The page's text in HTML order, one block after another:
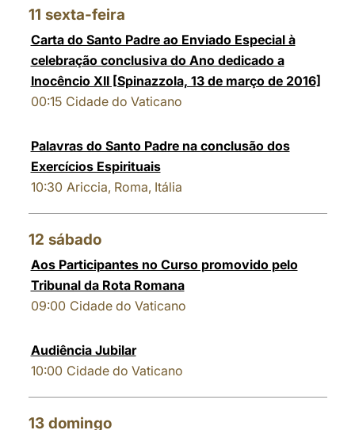
11 sexta-feira
Carta do Santo Padre ao Enviado Especial à
celebração conclusiva do Ano dedicado a
Inocêncio XII [Spinazzola, 13 de março de 2016]
00:15 Cidade do Vaticano
Palavras do Santo Padre na conclusão dos
Exercícios Espirituais
10:30 Ariccia, Roma, Itália
12 sábado
Aos Participantes no Curso promovido pelo
Tribunal da Rota Romana
09:00 Cidade do Vaticano
Audiência Jubilar
10:00 Cidade do Vaticano
13 domingo